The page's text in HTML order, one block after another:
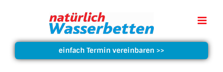
einfach Termin vereinbaren >>